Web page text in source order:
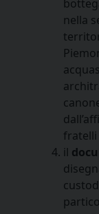
nella
fratelli
il